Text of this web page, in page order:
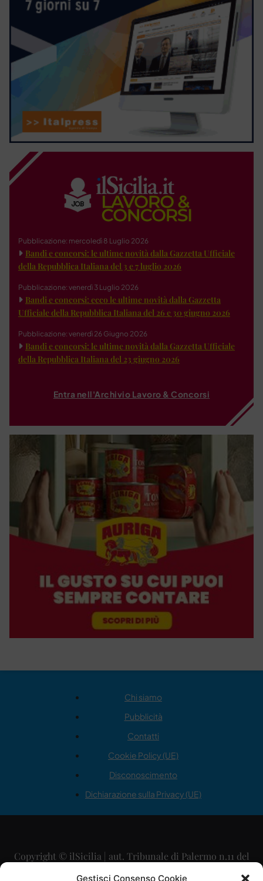
Gestisci Consenso Cookie
Pubblicazione: mercoledì 8 Luglio 2026
Bandi e concorsi: le ultime novità dalla Gazzetta Ufficiale
della Repubblica Italiana del 3 e 7 luglio 2026
Pubblicazione: venerdì 3 Luglio 2026
Bandi e concorsi: ecco le ultime novità dalla Gazzetta
Ufficiale della Repubblica Italiana del 26 e 30 giugno 2026
Pubblicazione: venerdì 26 Giugno 2026
Bandi e concorsi: le ultime novità dalla Gazzetta Ufficiale
della Repubblica Italiana del 23 giugno 2026
Entra nell'Archivio Lavoro & Concorsi
Chi siamo
Pubblicità
Contatti
Cookie Policy (UE)
Disconoscimento
Dichiarazione sulla Privacy (UE)
Copyright © ilSicilia | aut. Tribunale di Palermo n.11 del
29/09/2015